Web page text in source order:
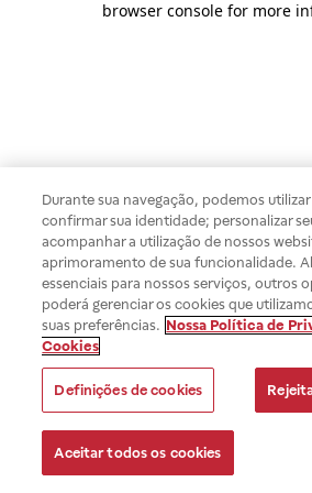
browser console for more
Durante sua navegação, podemos
confirmar sua identidade; personalizar
acompanhar a utilização de nossos
aprimoramento de sua funcionalidade.
essenciais para nossos serviços, outros
poderá gerenciar os cookies que
suas preferências. Nossa Política de
Cookies
Definições de cookies
Aceitar todos os cookies